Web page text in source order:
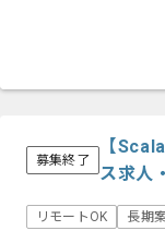
募集終了
【
ス求人
リモートOK 長期